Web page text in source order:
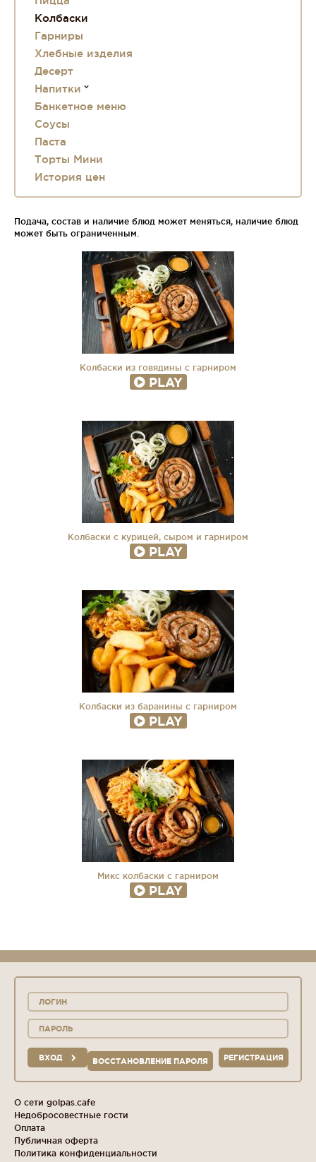
Колбаски
Гарниры
Хлебные изделия
Десерт
Напитки
Банкетное меню
Соусы
Паста
Торты Мини
История цен
Подача, состав и наличие блюд может меняться, наличие блюд
может быть ограниченным.
Колбаски из говядины с гарниром
PLAY
Колбаски с курицей, сыром и гарниром
PLAY
Колбаски из баранины с гарниром
PLAY
Микс колбаски с гарниром
PLAY
ВХОД РЕГИСТРАЦИЯ
ВОССТАНОВЛЕНИЕ ПАРОЛЯ
О сети golpas.cafe
Недобросовестные гости
Оплата
Публичная оферта
Политика конфиденциальности